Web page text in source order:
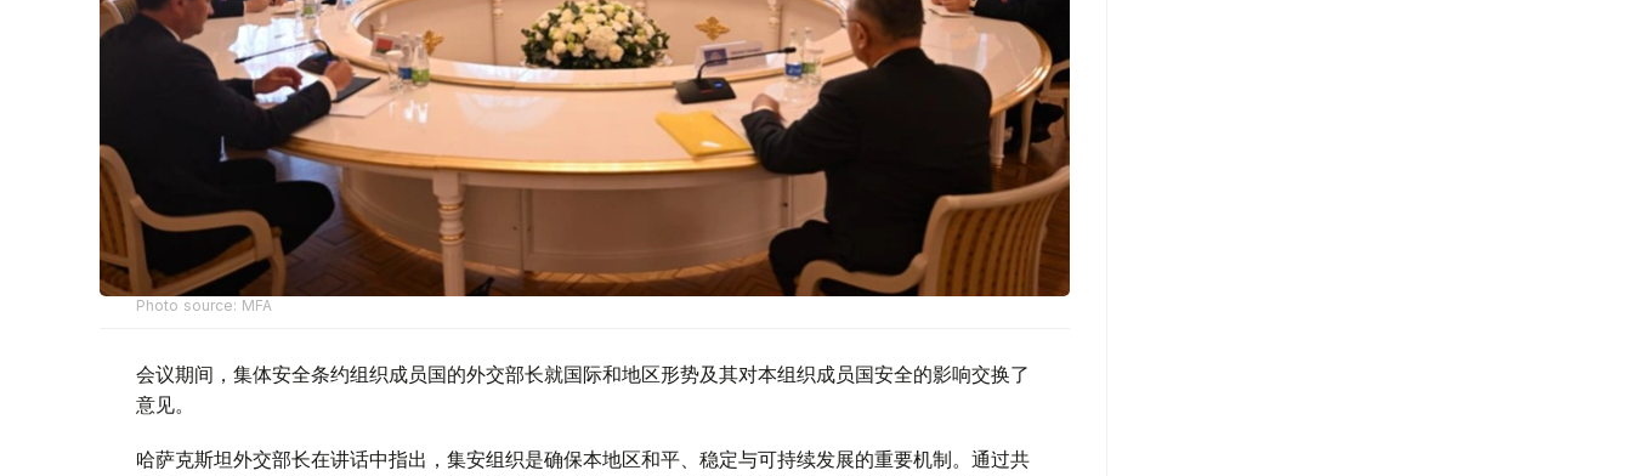
Photo source: MFA
会议期间，集体安全条约组织成员国的外交部长就国际和地区形势及其对本组织成员国安全的影响交换了
意见。
哈萨克斯坦外交部长在讲话中指出，集安组织是确保本地区和平、稳定与可持续发展的重要机制。通过共